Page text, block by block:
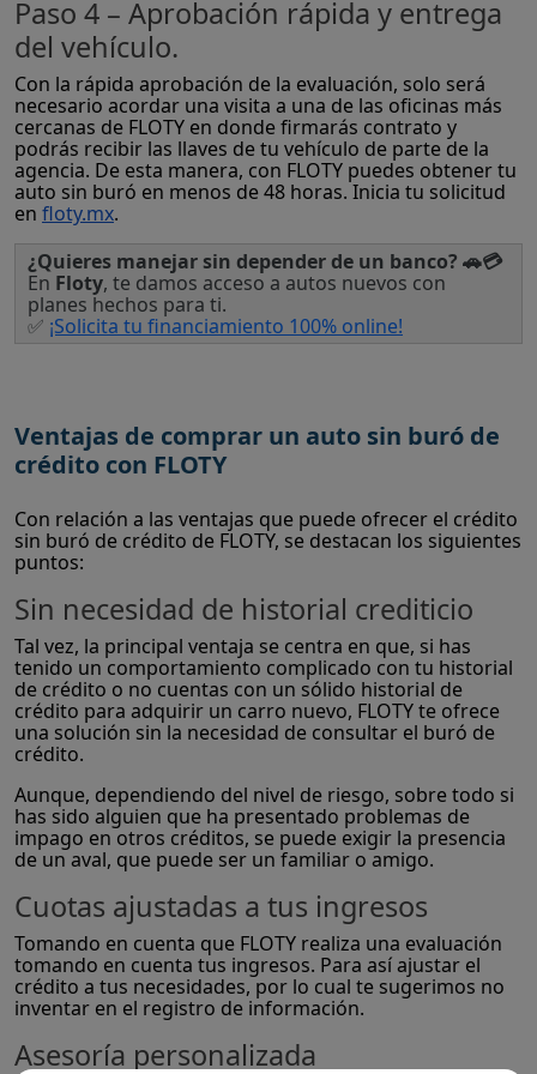
Paso 4 – Aprobación rápida y entrega
del vehículo.
Con la rápida aprobación de la evaluación, solo será
necesario acordar una visita a una de las oficinas más
cercanas de FLOTY en donde firmarás contrato y
podrás recibir las llaves de tu vehículo de parte de la
agencia. De esta manera, con FLOTY puedes obtener tu
auto sin buró en menos de 48 horas. Inicia tu solicitud
en floty.mx.
¿Quieres manejar sin depender de un banco? 🚗💳
En Floty, te damos acceso a autos nuevos con
planes hechos para ti.
✅ ¡Solicita tu financiamiento 100% online!
Ventajas de comprar un auto sin buró de
crédito con FLOTY
Con relación a las ventajas que puede ofrecer el crédito
sin buró de crédito de FLOTY, se destacan los siguientes
puntos:
Sin necesidad de historial crediticio
Tal vez, la principal ventaja se centra en que, si has
tenido un comportamiento complicado con tu historial
de crédito o no cuentas con un sólido historial de
crédito para adquirir un carro nuevo, FLOTY te ofrece
una solución sin la necesidad de consultar el buró de
crédito.
Aunque, dependiendo del nivel de riesgo, sobre todo si
has sido alguien que ha presentado problemas de
impago en otros créditos, se puede exigir la presencia
de un aval, que puede ser un familiar o amigo.
Cuotas ajustadas a tus ingresos
Tomando en cuenta que FLOTY realiza una evaluación
tomando en cuenta tus ingresos. Para así ajustar el
crédito a tus necesidades, por lo cual te sugerimos no
inventar en el registro de información.
Asesoría personalizada